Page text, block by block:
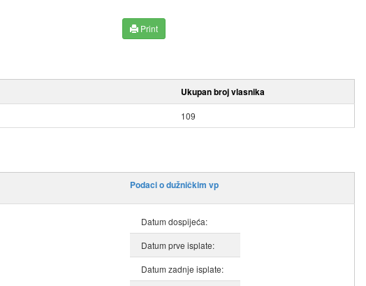
Print
Ukupan broj vlasnika
109
Podaci o dužničkim vp
Datum dospijeća:
Datum prve isplate:
Datum zadnje isplate: